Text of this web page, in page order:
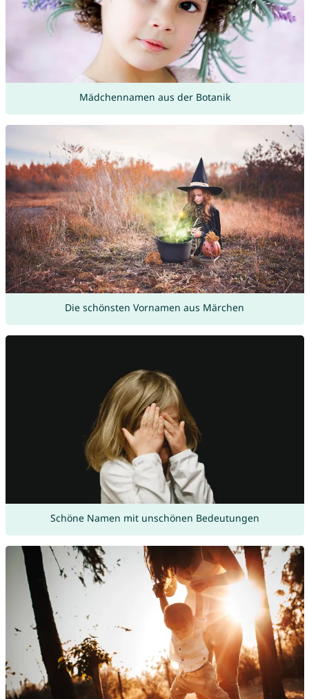
Mädchennamen aus der Botanik
Die schönsten Vornamen aus Märchen
Schöne Namen mit unschönen Bedeutungen